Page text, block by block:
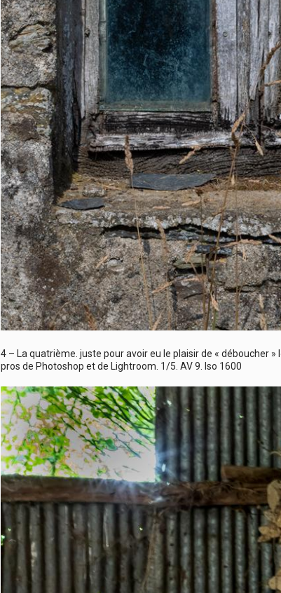
4 – La quatrième. juste pour avoir eu le plaisir de « déboucher
pros de Photoshop et de Lightroom. 1/5. AV 9. Iso 1600